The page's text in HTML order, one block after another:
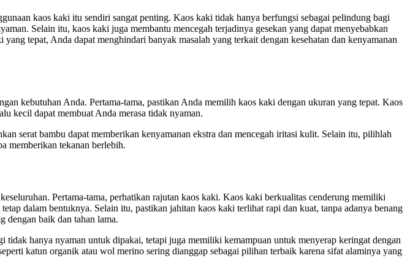
kaos kaki itu sendiri sangat penting. Kaos kaki tidak hanya berfungsi sebagai pelindung bagi
Selain itu, kaos kaki juga membantu mencegah terjadinya gesekan yang dapat menyebabkan
tepat, Anda dapat menghindari banyak masalah yang terkait dengan kesehatan dan kenyamanan
kebutuhan Anda. Pertama-tama, pastikan Anda memilih kaos kaki dengan ukuran yang tepat. Kaos
kecil dapat membuat Anda merasa tidak nyaman.
serat bambu dapat memberikan kenyamanan ekstra dan mencegah iritasi kulit. Selain itu, pilihlah
memberikan tekanan berlebih.
Pertama-tama, perhatikan rajutan kaos kaki. Kaos kaki berkualitas cenderung memiliki
dalam bentuknya. Selain itu, pastikan jahitan kaos kaki terlihat rapi dan kuat, tanpa adanya benang
dengan baik dan tahan lama.
hanya nyaman untuk dipakai, tetapi juga memiliki kemampuan untuk menyerap keringat dengan
katun organik atau wol merino sering dianggap sebagai pilihan terbaik karena sifat alaminya yang